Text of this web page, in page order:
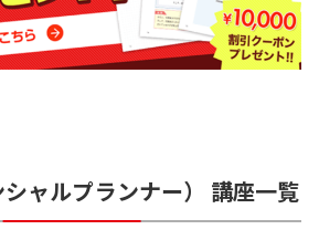
ャルプランナー） 講座一覧